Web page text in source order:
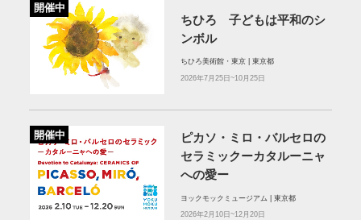
開催中
ちひろ 子どもは平和のシ
ンボル
ちひろ美術館・東京 | 東京都
2026年7月25日~10月25日
開催中
ピカソ・ミロ・バルセロの
セラミックーカタルーニャ
への愛ー
ヨックモックミュージアム | 東京都
2026年2月10日~12月20日